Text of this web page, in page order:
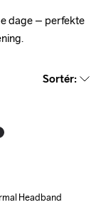
dage – perfekte
Sortér:
Headband